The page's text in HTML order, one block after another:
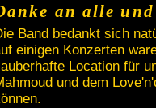
an alle
Band bedankt sich
einigen Konzerten
Location für
und dem